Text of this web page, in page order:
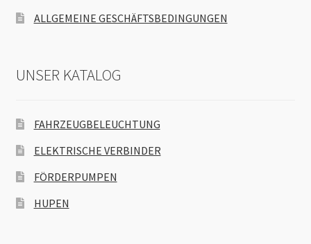
ALLGEMEINE GESCHÄFTSBEDINGUNGEN
UNSER KATALOG
FAHRZEUGBELEUCHTUNG
ELEKTRISCHE VERBINDER
FÖRDERPUMPEN
HUPEN